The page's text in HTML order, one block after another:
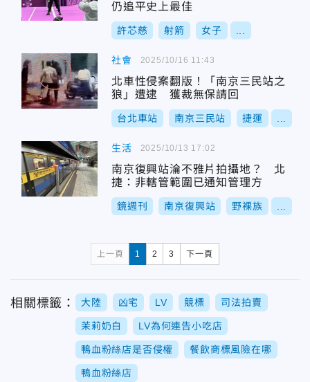
仍追平史上最佳
許芯慈 射箭 女子
社會
北車性侵案翻版！「南京三民站之
狼」遭逮 獲裁無保請回
台北車站 南京三民站 捷運
2025/10/16 11:43
生活
南京復興站淪不雅片拍攝地？ 北
捷：非轄管範圍已通知管理方
鏡週刊 南京復興站 野裸族
2025/10/13 17:02
上一頁 1 2 3 下一頁
相關標籤： 大陸 凶宅 LV 競標 司法拍賣
茉莉奶白 LV為何連告小吃店
鴨血粉絲店是否侵權 餐飲商標風險在哪
鴨血粉絲店